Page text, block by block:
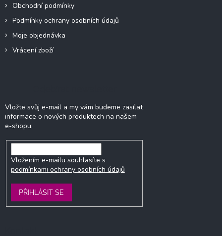
Obchodní podmínky
Podmínky ochrany osobních údajů
Moje objednávka
Vrácení zboží
Vložte svůj e-mail a my vám budeme zasílat
informace o nových produktech na našem
e-shopu.
Vložením e-mailu souhlasíte s
podmínkami ochrany osobních údajů
PŘIHLÁSIT SE